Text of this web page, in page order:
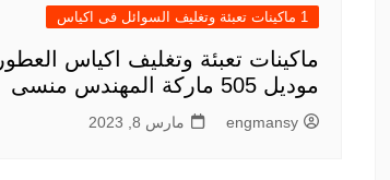
1 ماكينات تعبئة وتغليف السوائل فى اكياس
ماكينات تعبئة وتغليف اكياس العطور
موديل 505 ماركة المهندس منسى
engmansy مارس 8, 2023